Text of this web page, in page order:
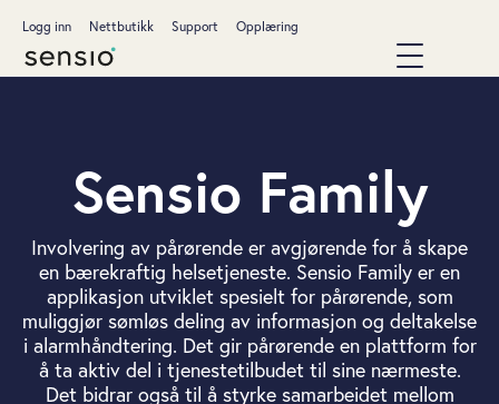
Logg inn Nettbutikk Support Opplæring
Sensio Family
Involvering av pårørende er avgjørende for å skape
en bærekraftig helsetjeneste. Sensio Family er en
applikasjon utviklet spesielt for pårørende, som
muliggjør sømløs deling av informasjon og deltakelse
i alarmhåndtering. Det gir pårørende en plattform for
å ta aktiv del i tjenestetilbudet til sine nærmeste.
Det bidrar også til å styrke samarbeidet mellom